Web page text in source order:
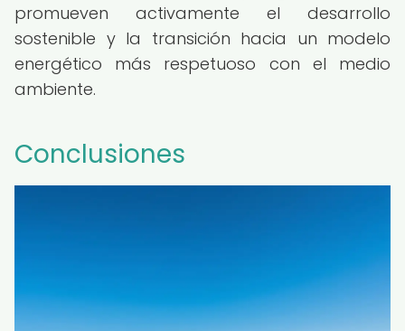
promueven activamente el desarrollo
sostenible y la transición hacia un modelo
energético más respetuoso con el medio
ambiente.
Conclusiones